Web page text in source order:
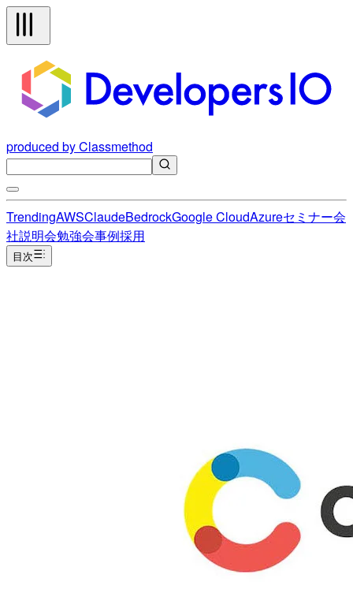
produced by Classmethod
TrendingAWSClaudeBedrockGoogle CloudAzureセミナー会
社説明会勉強会事例採用
目次